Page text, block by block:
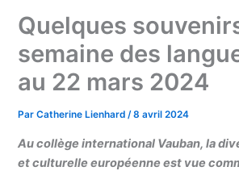
Quelques
semaine des
au 22 mars 2024
ParCatherine Lienhard/8 avril 2024
Au collège international Vauban, la
et culturelle européenne est vue